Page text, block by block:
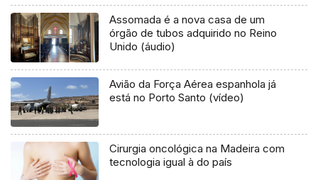
Assomada é a nova casa de um
órgão de tubos adquirido no Reino
Unido (áudio)
Avião da Força Aérea espanhola já
está no Porto Santo (vídeo)
Cirurgia oncológica na Madeira com
tecnologia igual à do país